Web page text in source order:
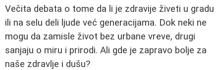
Večita debata o tome da li je zdravije živeti u gradu
ili na selu deli ljude već generacijama. Dok neki ne
mogu da zamisle život bez urbane vreve, drugi
sanjaju o miru i prirodi. Ali gde je zapravo bolje za
naše zdravlje i dušu?